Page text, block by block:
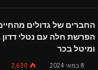
החברים של גדולים
הפרשת חלה עם נטלי דדון
ומיטל בכר
8 במאי 2024 2,630